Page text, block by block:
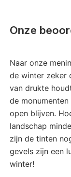
Onze
Naar onze
de winter zeker
van drukte
de
open blijven.
landschap
zijn de tinten
gevels zijn een
winter!